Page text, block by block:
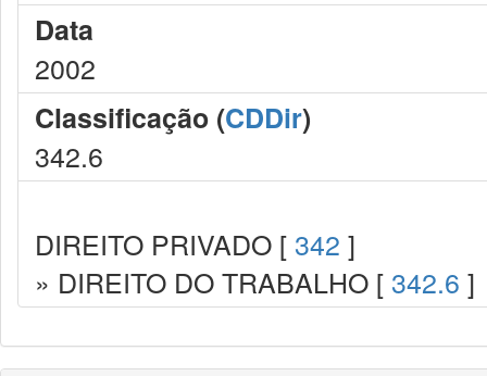
Data
2002
Classificação (CDDir)
342.6
DIREITO PRIVADO [ 342 ]
» DIREITO DO TRABALHO [ 342.6 ]